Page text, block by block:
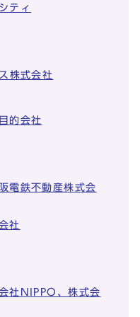
ティ
株式会社
的会社
電鉄不動産株式会
社
社NIPPO、株式会